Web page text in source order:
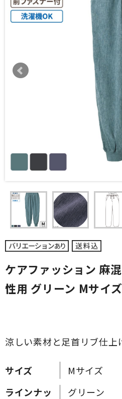
ケアファッション 麻
性用 グリーン Mサイズ
涼しい素材と足首リブ仕上
サイズ
Mサイズ
ラインナッ
グリーン